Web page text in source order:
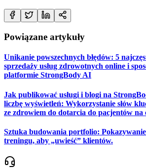
Powiązane artykuły
Unikanie powszechnych błędów: 5
sprzedaży usług zdrowotnych online i
platformie StrongBody AI
Jak publikować usługi i blogi na
liczbę wyświetleń: Wykorzystanie słów
ze zdrowiem do dotarcia do pacjentów na
Sztuka budowania portfolio:
treningu, aby „uwieść” klientów.